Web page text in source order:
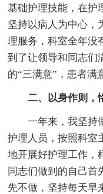
基础护理技能，在护
坚持以病人为中心，
理服务，科室全年没
到了让领导和同志们
的“三满意”，患者满
二、以身作则，
一年来，我坚持做
护理人员，按照科室
地开展好护理工作，
同志们做到的自己首
先不做，坚持每天早